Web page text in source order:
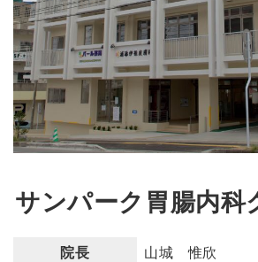
サンパーク胃腸内科
院長 山城 惟欣